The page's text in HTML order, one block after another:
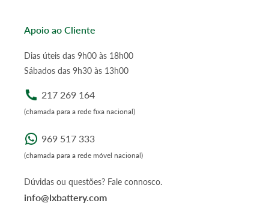
Apoio ao Cliente
Dias úteis das 9h00 às 18h00
Sábados das 9h30 às 13h00
217 269 164
(chamada para a rede fixa nacional)
969 517 333
(chamada para a rede móvel nacional)
Dúvidas ou questões? Fale connosco.
info@lxbattery.com